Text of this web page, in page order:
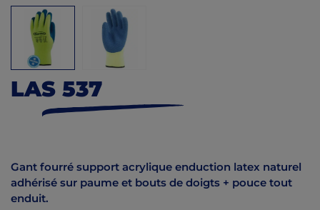
LAS 537
Gant fourré support acrylique enduction latex naturel
adhérisé sur paume et bouts de doigts + pouce tout
enduit.